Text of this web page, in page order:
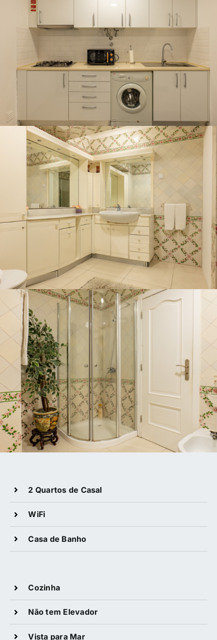
2 Quartos de Casal
WiFi
Casa de Banho
Cozinha
Não tem Elevador
Vista para Mar